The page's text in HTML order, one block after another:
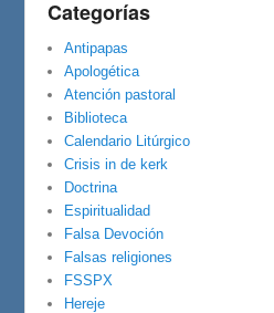
Categorías
Antipapas
Apologética
Atención pastoral
Biblioteca
Calendario Litúrgico
Crisis in de kerk
Doctrina
Espiritualidad
Falsa Devoción
Falsas religiones
FSSPX
Hereje